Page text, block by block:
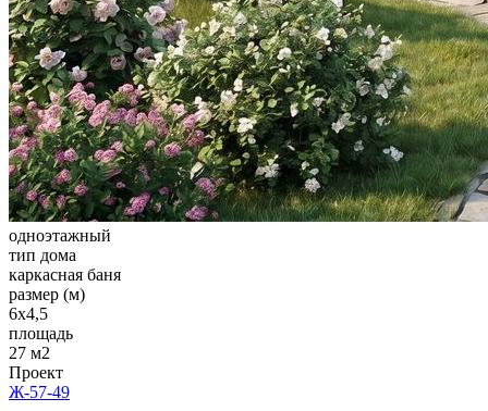
одноэтажный
тип дома
каркасная баня
размер (м)
6x4,5
площадь
27 м2
Проект
Ж-57-49